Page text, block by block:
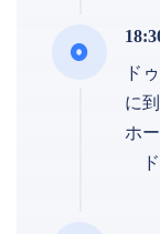
ド
に
ホ
ド